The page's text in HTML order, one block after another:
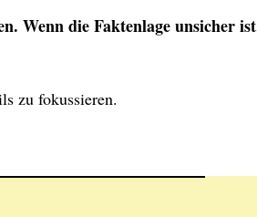
Wenn die Faktenlage unsicher
zu fokussieren.